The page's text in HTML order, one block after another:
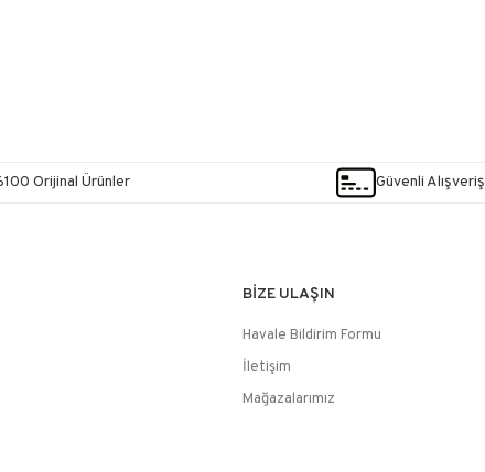
Orijinal Ürünler Güvenli Alışveriş
BİZE ULAŞIN
Havale Bildirim Formu
İletişim
Mağazalarımız